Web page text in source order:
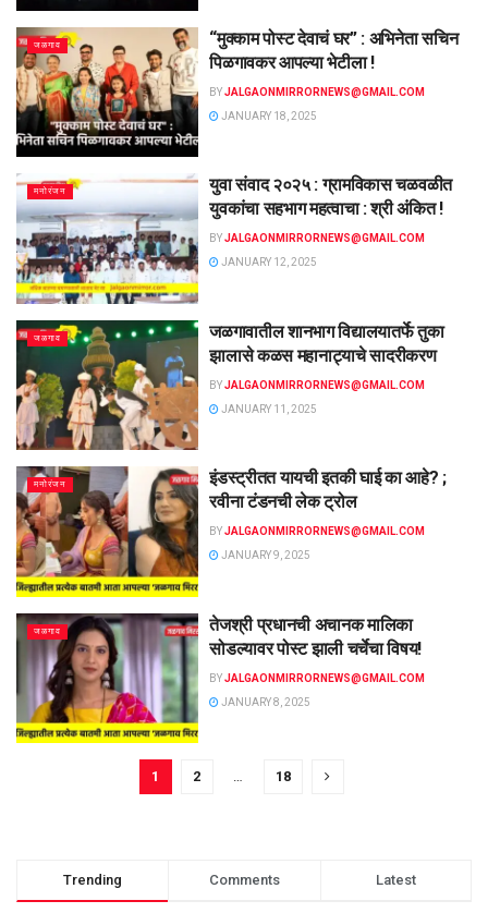
जळगाव
“मुक्काम पोस्ट देवाचं घर” : अभिनेता सचिन
पिळगावकर आपल्या भेटीला !
BYJALGAONMIRRORNEWS@GMAIL.COM
JANUARY 18, 2025
मनोरंजन
युवा संवाद २०२५ : ग्रामविकास चळवळीत
युवकांचा सहभाग महत्वाचा : श्री अंकित !
BYJALGAONMIRRORNEWS@GMAIL.COM
JANUARY 12, 2025
जळगाव
जळगावातील शानभाग विद्यालयातर्फे तुका
झालासे कळस महानाट्याचे सादरीकरण
BYJALGAONMIRRORNEWS@GMAIL.COM
JANUARY 11, 2025
मनोरंजन
इंडस्ट्रीतत यायची इतकी घाई का आहे? ;
रवीना टंडनची लेक ट्रोल
BYJALGAONMIRRORNEWS@GMAIL.COM
JANUARY 9, 2025
जळगाव
तेजश्री प्रधानची अचानक मालिका
सोडल्यावर पोस्ट झाली चर्चेचा विषय!
BYJALGAONMIRRORNEWS@GMAIL.COM
JANUARY 8, 2025
1 2 … 18
Trending Comments Latest